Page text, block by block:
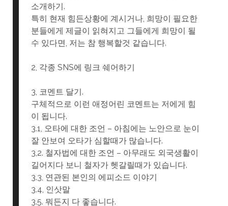
소개하기.
특히 현재 힘든상황에 계시거나, 희망이 필요한
분들에게 제글이 읽혀지고 그들에게 희망이 될
수 있다면, 저는 참 행복할것 같습니다.
2, 각종 SNS에 링크 쉐어하기
3, 코멘트 달기.
구체적으로 이런 애정어린 코멘트는 저에게 힘
이 됩니다.
3.1, 오타에 대한 조언 – 아침에는 노안으로 눈이
잘 안보여 오타가 심할때가 많습니다.
3,2. 철자법에 대한 조언 – 아무래도 외국생활이
길어지다 보니 철자가 헷갈릴때가 있습니다.
3.3, 연관된 본인의 에피소드 이야기
3.4, 인삿말
3.5. 뭐든지 다 좋습니다.